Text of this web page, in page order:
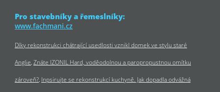
Pro stavebníky a řemeslníky:
www.fachmani.cz
Díky rekonstrukci chátrající usedlosti vznikl domek ve stylu staré
Anglie Znáte IZONIL Hard, voděodolnou a paropropustnou omítku
zároveň? Inpsirujte se rekonstrukcí kuchyně. Jak dopadla odvážná